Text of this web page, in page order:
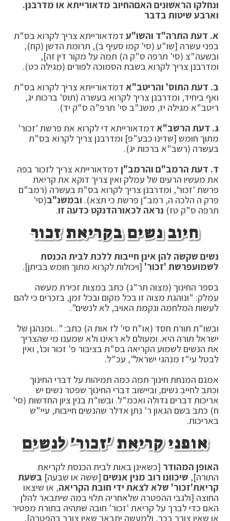
ונחלקו הראשונים האםהחיוב מדאורייתא או מדרבנן.
וארבע שיטות בדבר
א. דעת התרה"ד והשו"ע דמדאורייתא צריך לקרוא בס"ת
בפני עשרה [שו"ע (סי' קמו סעיף ב), תרומת הדשן (קח),
ובשעה"צ (סי' תרפה ס"ק ה) תמה על מקור דין זה],
ומדרבנן צריך לקרוא בשבת הסמוכה לפורים (מגילה כט).
ב. דעת התוס' והריטב"א דמדאורייתא צריך לקרוא בס"ת
ואף ביחיד, ומדרבנן צריך לקרוא בעשרה (תוס' ברכות יג,
ריטב"א מגילה יז, משנ"ב סי' תרפ"ה ס"ק יד).
ג. דעת הרשב"א דמדאורייתא די לקרוא את פרשת 'זכור'
מתוך חומש [שדינו כבע"פ] ומדרבנן צריך לקרוא בס"ת
בעשרה (רשב"א ברכות יג).
ד. דעת הרמב"ם והרמב"ן דמדאורייתא צריך לזכור בפה
את מעשיו הרעים של עמלק ואין צריך דוקא את קריאת
פרשת 'זכור', ומדרבנן צריך לקרוא בס"ת בעשרה (רמב"ם
פרק ה הלכה ה, רמב"ן פרשת כי תצא). ובמשנ"ב(סי'
תרפה ס"ק טז) נראה לכאורהדנקט כדעה זו.
חיוב נשים בקריאת זכור
נשים שקשה להן אינן חייבות ללכת לבית הכנסת
לשמועפרשת 'זכור' [ויכולות לקרוא מתוך חומש בביתן].
בספר החינוך (מצוה תר"ג) כתב במצות זכירת מעשה
עמלק: "ונוהגת מצוה זו בכל מקום ובכל זמן, בזכרים כי להם
לעשות המלחמה ונקמת האויב, לא לנשים".
ובשו"ת תורת חסד (או"ח סי' לז אות ה) כתב: "...ומנהגן של
ישראל תורה היא. ומעולם לא ראינו ולא שמענו מי שהצריך
את הנשים לשמוע הקריאה בס"ת בציבור פ' זכור וכו', ואין
לבטל עי"ז מנהגי ישראל", עכ"ל.
אמנם המנחת חינוך תמה כמה תמיהות על דברי החינוך
וכתב לחייב נשים, וביישוב דברי החינוך שפטר נשים יש
אריכות דברים גדולה ואכמ"ל. ובשו"ת בנין ציון החדשות (סי'
ח) כתב בשם הגאון ר' נתן אדלר שהנשים חייבות, עיי"ש
באריכות.
אופני קריאת 'זכור' לנשים
האופן המהודר [כשאינן באות לבית הכנסת לקריאת
התורה], שיכוונו רוב מנין אנשים [ששה או שבעה] בשעת
קריאת'זכור' שלא לצאת ידי חובת הקריאה, או שיצאו
החוצה [ולגבי ההפטרה שלאחריה תלוי במה שיתבאר להלן
האם כדי לברך על קריאת 'זכור' חובה שתהיה בתורת מפטיר
או שאין צורך בכך, ולמעשה יתבאר שאין צורך בהפטרה],